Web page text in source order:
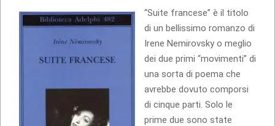
“Suite francese” è il titolo
di un bellissimo romanzo di
Irene Nemirovsky o meglio
dei due primi “movimenti” di
una sorta di poema che
avrebbe dovuto comporsi
di cinque parti. Solo le
prime due sono state